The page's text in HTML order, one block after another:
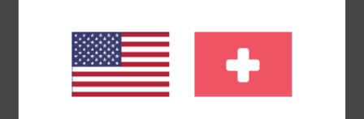
Verschluss:Schnürung hinten
Branding:Logostickerei
Weitere Merkmale: Ring-Detail vorne